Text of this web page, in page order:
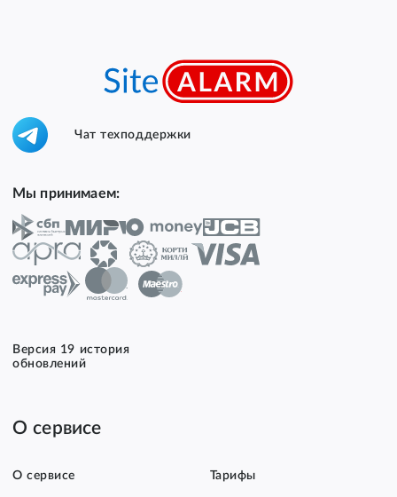
Чат техподдержки
Мы принимаем:
Версия 19 история
обновлений
О сервисе
О сервисе Тарифы